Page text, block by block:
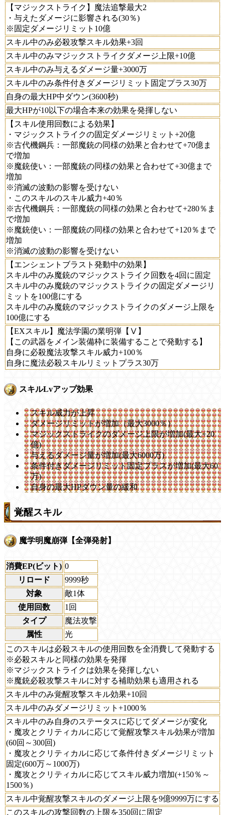
【マジックストライク】魔法追撃最大2
・与えたダメージに影響される(30％)
※固定ダメージリミット10億
スキル中のみ必殺攻撃スキル効果+3回
スキル中のみマジックストライクダメージ上限+10億
スキル中のみ与えるダメージ量+3000万
スキル中のみ条件付きダメージリミット固定プラス30万
自身の最大HP中ダウン(3600秒)
最大HPが10以下の場合本来の効果を発揮しない
【スキル使用回数による効果】
・マジックストライクの固定ダメージリミット+20億
※古代機鋼兵：一部魔銃の同様の効果と合わせて+70億ま
で増加
※魔銃使い：一部魔銃の同様の効果と合わせて+30億まで
増加
※消滅の波動の影響を受けない
・このスキルのスキル威力+40％
※古代機鋼兵：一部魔銃の同様の効果と合わせて+280％ま
で増加
※魔銃使い：一部魔銃の同様の効果と合わせて+120％まで
増加
※消滅の波動の影響を受けない
【エンシェントブラスト発動中の効果】
スキル中のみ魔銃のマジックストライク回数を4回に固定
スキル中のみ魔銃のマジックストライクの固定ダメージリ
ミットを100億にする
スキル中のみ魔銃のマジックストライクのダメージ上限を
100億にする
【EXスキル】魔法学園の業明弾【Ⅴ】
【この武器をメイン装備枠に装備することで発動する】
自身に必殺魔法攻撃スキル威力+100％
自身に魔法必殺スキルリミットプラス30万
スキルLvアップ効果
スキル威力が上昇
ダメージリミットが増加（最大3000％）
マジックストライクのダメージ上限が増加(最大+20
億)
与えるダメージ量が増加(最大6000万)
条件付きダメージリミット固定プラスが増加(最大60
万)
自身の最大HPダウン量の緩和
覚醒スキル
魔学明魔崩弾【全弾発射】
消費EP(ビット) 0
リロード
9999秒
対象
敵1体
使用回数
1回
タイプ
魔法攻撃
属性
光
このスキルは必殺スキルの使用回数を全消費して発動する
※必殺スキルと同様の効果を発揮
※マジックストライクは効果を発揮しない
※魔銃必殺攻撃スキルに対する補助効果も適用される
スキル中のみ覚醒攻撃スキル効果+10回
スキル中のみダメージリミット+1000％
スキル中のみ自身のステータスに応じてダメージが変化
・魔攻とクリティカルに応じて覚醒攻撃スキル効果が増加
(60回～300回)
・魔攻とクリティカルに応じて条件付きダメージリミット
固定(600万～1000万)
・魔攻とクリティカルに応じてスキル威力増加(+150％～
1500％)
スキル中覚醒攻撃スキルのダメージ上限を9億9999万にする
このスキルの攻撃回数の上限を350回に固定